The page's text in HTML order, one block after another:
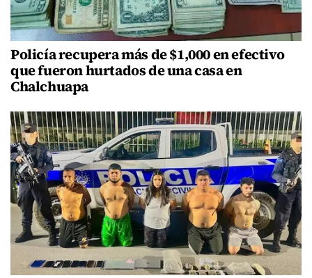
Policía recupera más de $1,000 en efectivo
que fueron hurtados de una casa en
Chalchuapa